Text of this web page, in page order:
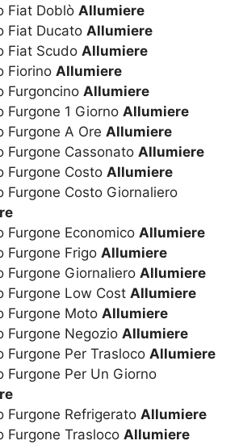
Fiat Doblò Allumiere
Fiat Ducato Allumiere
Fiat Scudo Allumiere
Fiorino Allumiere
Furgoncino Allumiere
Furgone 1 Giorno Allumiere
Furgone A Ore Allumiere
Furgone Cassonato Allumiere
Furgone Costo Allumiere
Furgone Costo Giornaliero
Furgone Economico Allumiere
Furgone Frigo Allumiere
Furgone Giornaliero Allumiere
Furgone Low Cost Allumiere
Furgone Moto Allumiere
Furgone Negozio Allumiere
Furgone Per Trasloco Allumiere
Furgone Per Un Giorno
Furgone Refrigerato Allumiere
Furgone Trasloco Allumiere